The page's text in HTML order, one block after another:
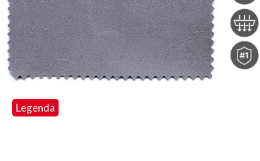
Legenda